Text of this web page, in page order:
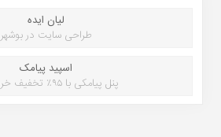
لیان ایده
طراحی سایت در بوشهر
اسپید پیامک
پنل پیامکی با ۹۵٪ تخفیف خرید پنل